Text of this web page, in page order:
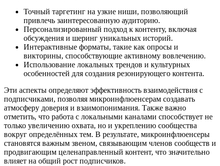
Точный таргетинг на узкие ниши, позволяющий
привлечь заинтересованную аудиторию.
Персонализированный подход к контенту, включая
обсуждения и шеринг уникальных историй.
Интерактивные форматы, такие как опросы и
викторины, способствующие активному вовлечению.
Использование локальных трендов и культурных
особенностей для создания резонирующего контента.
Эти аспекты определяют эффективность взаимодействия с
подписчиками, позволяя микроинфлюенсерам создавать
атмосферу доверия и взаимопонимания. Также важно
отметить, что работа с локальными каналами способствует не
только увеличению охвата, но и укреплению сообщества
вокруг определённых тем. В результате, микроинфлюенсеры
становятся важным звеном, связывающим членов сообществ и
продвигающим целенаправленный контент, что значительно
влияет на общий рост подписчиков.